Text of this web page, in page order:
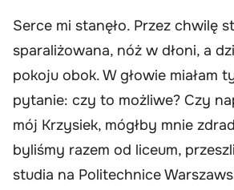
Serce mi stanęło. Przez chwilę
sparaliżowana, nóż w dłoni, a
pokoju obok. W głowie miałam
pytanie: czy to możliwe? Czy
mój Krzysiek, mógłby mnie
byliśmy razem od liceum,
studia na Politechnice